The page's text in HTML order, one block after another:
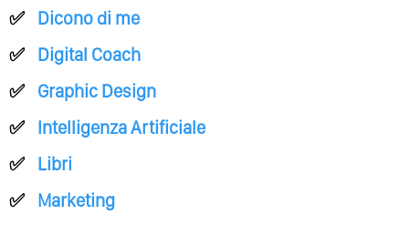
Dicono di me
Digital Coach
Graphic Design
Intelligenza Artificiale
Libri
Marketing